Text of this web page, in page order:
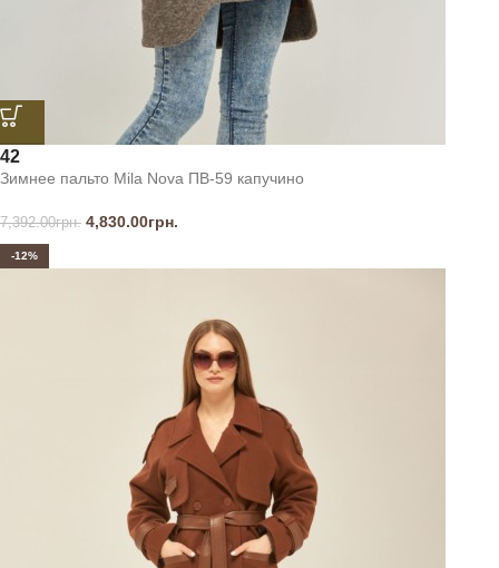
42
Зимнее пальто Mila Nova ПВ-59 капучино
7,392.00грн. 4,830.00грн.
-12%